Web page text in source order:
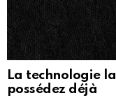
La technologie
possédez déjà